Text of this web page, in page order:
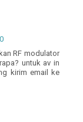
RF modulator
untuk av in
kirim email ke